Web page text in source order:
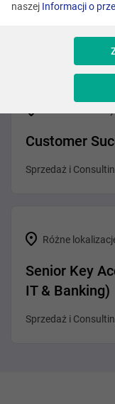
Partner
Sprzedaż i
Customer
Sprzedaż i
Różne
Senior Key
IT & Banking)
Sprzedaż i
naszej Informacji o